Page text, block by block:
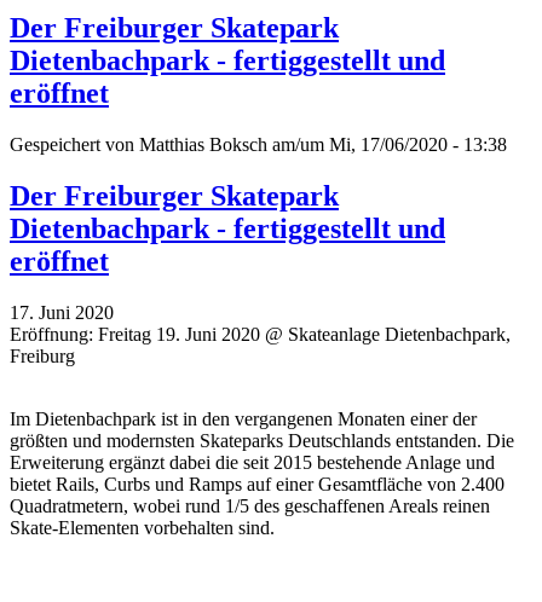
Der Freiburger Skatepark
Dietenbachpark - fertiggestellt und
eröffnet
Gespeichert von Matthias Boksch am/um Mi, 17/06/2020 - 13:38
Der Freiburger Skatepark
Dietenbachpark - fertiggestellt und
eröffnet
17. Juni 2020
Eröffnung: Freitag 19. Juni 2020 @ Skateanlage Dietenbachpark,
Freiburg
Im Dietenbachpark ist in den vergangenen Monaten einer der
größten und modernsten Skateparks Deutschlands entstanden. Die
Erweiterung ergänzt dabei die seit 2015 bestehende Anlage und
bietet Rails, Curbs und Ramps auf einer Gesamtfläche von 2.400
Quadratmetern, wobei rund 1/5 des geschaffenen Areals reinen
Skate-Elementen vorbehalten sind.